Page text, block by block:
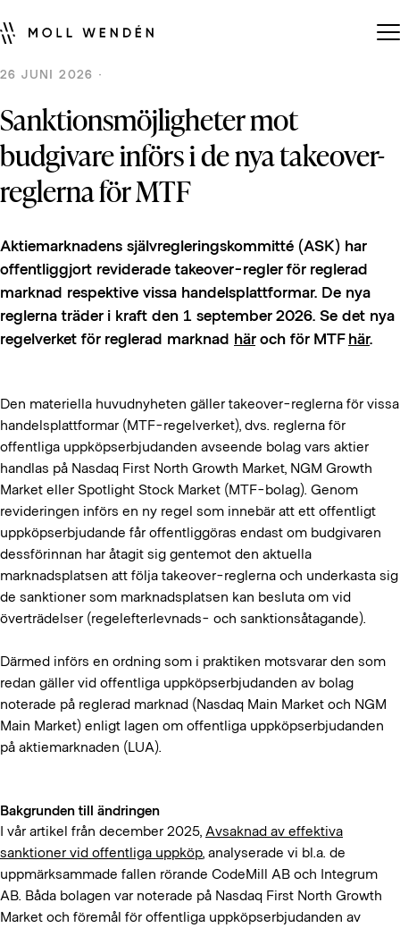
26 JUNI 2026 ·
Sanktionsmöjligheter mot
budgivare införs i de nya takeover-
reglerna för MTF
Aktiemarknadens självregleringskommitté (ASK) har
offentliggjort reviderade takeover-regler för reglerad
marknad respektive vissa handelsplattformar. De nya
reglerna träder i kraft den 1 september 2026. Se det nya
regelverket för reglerad marknad häroch för MTFhär.
Den materiella huvudnyheten gäller takeover-reglerna för vissa
handelsplattformar (MTF-regelverket), dvs. reglerna för
offentliga uppköpserbjudanden avseende bolag vars aktier
handlas på Nasdaq First North Growth Market, NGM Growth
Market eller Spotlight Stock Market (MTF-bolag). Genom
revideringen införs en ny regel som innebär att ett offentligt
uppköpserbjudande får offentliggöras endast om budgivaren
dessförinnan har åtagit sig gentemot den aktuella
marknadsplatsen att följa takeover-reglerna och underkasta sig
de sanktioner som marknadsplatsen kan besluta om vid
överträdelser (regelefterlevnads- och sanktionsåtagande).
Därmed införs en ordning som i praktiken motsvarar den som
redan gäller vid offentliga uppköpserbjudanden av bolag
noterade på reglerad marknad (Nasdaq Main Market och NGM
Main Market) enligt lagen om offentliga uppköpserbjudanden
på aktiemarknaden (LUA).
Bakgrunden till ändringen
I vår artikel från december 2025, Avsaknad av effektiva
sanktioner vid offentliga uppköp, analyserade vi bl.a. de
uppmärksammade fallen rörande CodeMill AB och Integrum
AB. Båda bolagen var noterade på Nasdaq First North Growth
Market och föremål för offentliga uppköpserbjudanden av